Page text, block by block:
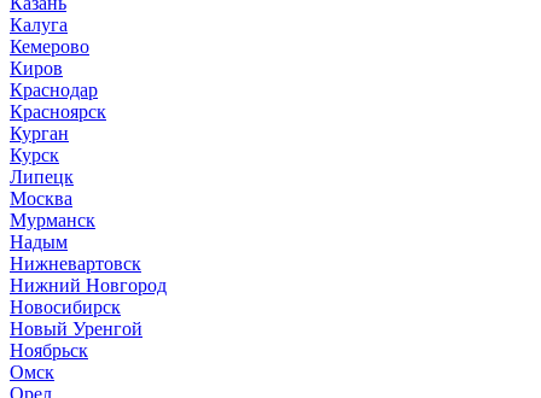
Калуга
Кемерово
Киров
Краснодар
Красноярск
Курган
Курск
Липецк
Москва
Мурманск
Надым
Нижневартовск
Нижний Новгород
Новосибирск
Новый Уренгой
Ноябрьск
Омск
Орел